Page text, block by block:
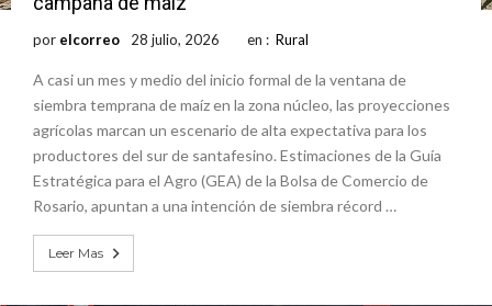
por elcorreo 28 julio, 2026 en : Rural
A casi un mes y medio del inicio formal de la ventana de
siembra temprana de maíz en la zona núcleo, las proyecciones
agrícolas marcan un escenario de alta expectativa para los
productores del sur de santafesino. Estimaciones de la Guía
Estratégica para el Agro (GEA) de la Bolsa de Comercio de
Rosario, apuntan a una intención de siembra récord …
Leer Mas